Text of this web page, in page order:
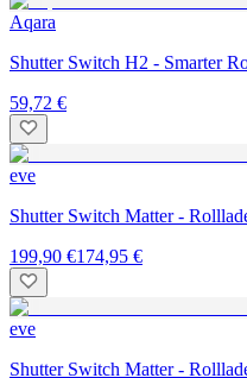
Aqara
Shutter Switch H2 - Smarter
59,72 €
eve
Shutter Switch Matter -
199,90 €174,95 €
eve
Shutter Switch Matter -